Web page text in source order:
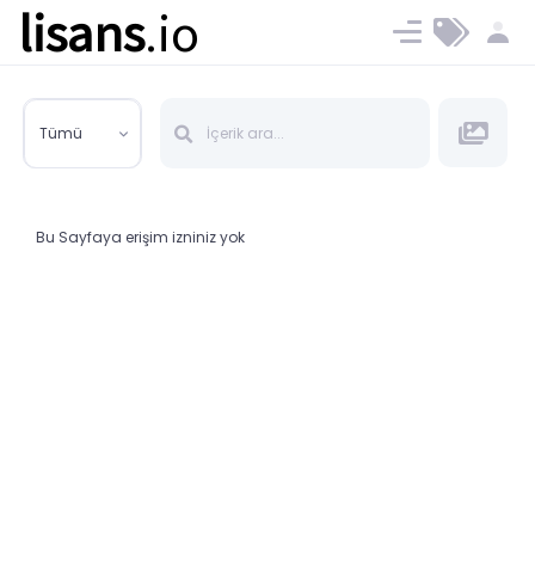
lisans.io Ücret ve Planlar
Tümü
Bu Sayfaya erişim izniniz yok